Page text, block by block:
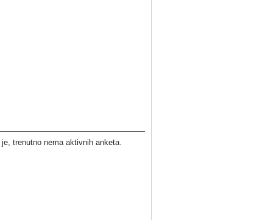
trenutno nema aktivnih anketa.